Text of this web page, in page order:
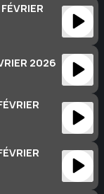
2026